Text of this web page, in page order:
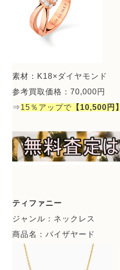
素材：K18×ダイヤモンド
参考買取価格：70,000円
⇒15％アップで 【10,500円】
ティファニー
ジャンル：ネックレス
商品名：バイザヤード